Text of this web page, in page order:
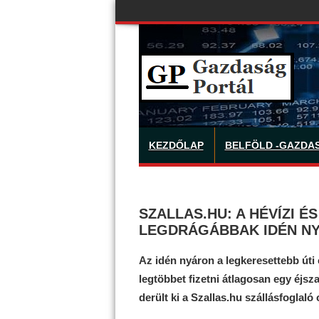
KEZDŐLAP BELFÖLD -
SZALLAS.HU: A HÉVÍZI
LEGDRÁGÁBBAK IDÉN
Az idén nyáron a legkeresettebb
legtöbbet fizetni átlagosan egy
derült ki a Szallas.hu